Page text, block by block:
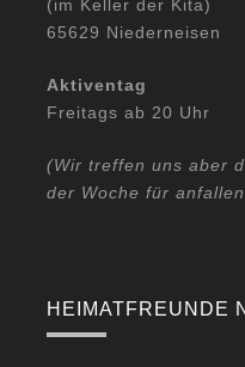
(im Keller der Kita)
65629 Niederneisen
Aktiventag
Freitags ab 20 Uhr
(Wir treffen uns aber
der Woche für
HEIMATFREUNDE